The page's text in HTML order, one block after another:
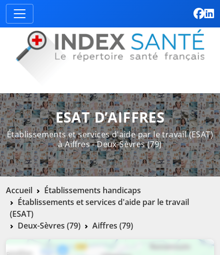
ESAT D’AIFFRES
Établissements et services d'aide par le travail (ESAT)
à Aiffres - Deux-Sèvres (79)
Accueil
Établissements handicaps
Établissements et services d'aide par le travail
(ESAT)
Deux-Sèvres (79)
Aiffres (79)